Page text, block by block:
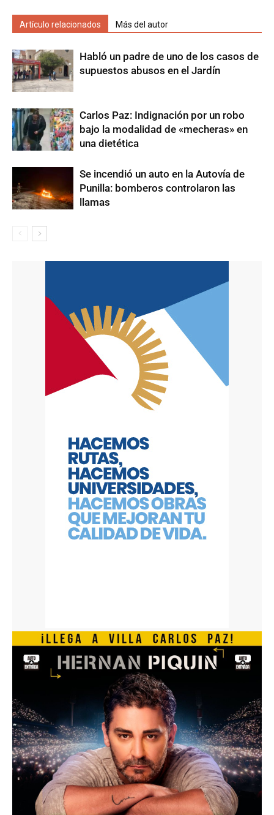
Artículo relacionados Más del autor
Habló un padre de uno de los casos de
supuestos abusos en el Jardín
Carlos Paz: Indignación por un robo
bajo la modalidad de «mecheras» en
una dietética
Se incendió un auto en la Autovía de
Punilla: bomberos controlaron las
llamas